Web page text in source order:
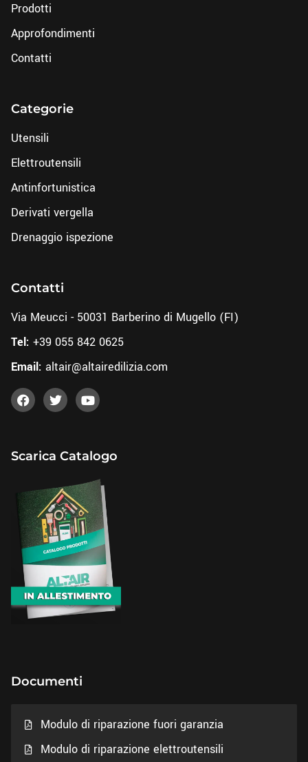
Prodotti
Approfondimenti
Contatti
Categorie
Utensili
Elettroutensili
Antinfortunistica
Derivati vergella
Drenaggio ispezione
Contatti
Via Meucci - 50031 Barberino di Mugello (FI)
Tel: +39 055 842 0625
Email: altair@altairedilizia.com
Scarica Catalogo
Documenti
Modulo di riparazione fuori garanzia
Modulo di riparazione elettroutensili